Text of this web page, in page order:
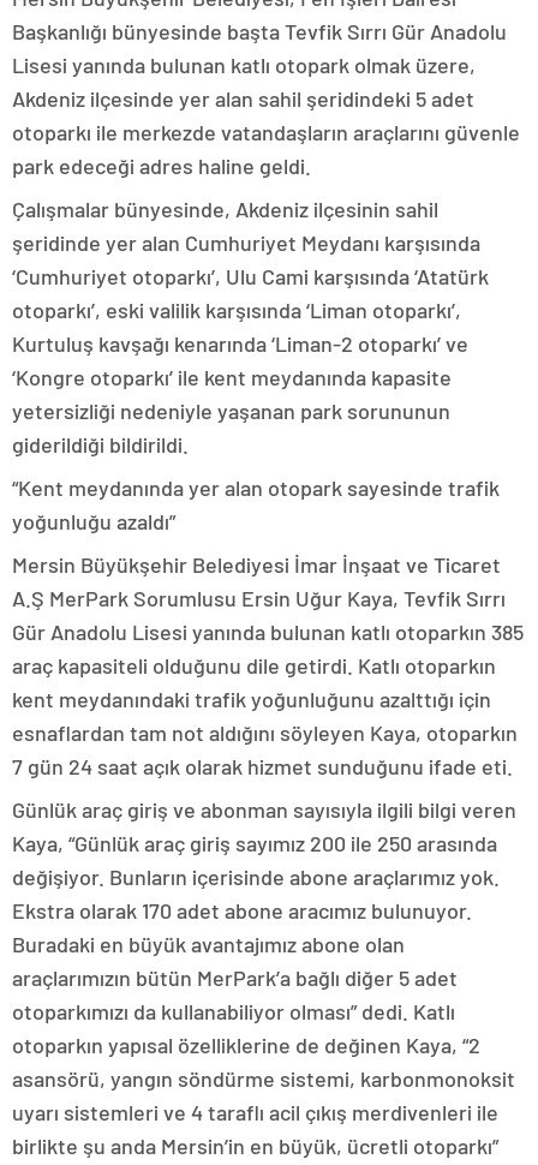
Başkanlığı bünyesinde başta Tevfik Sırrı Gür Anadolu
Lisesi yanında bulunan katlı otopark olmak üzere,
Akdeniz ilçesinde yer alan sahil şeridindeki 5 adet
otoparkı ile merkezde vatandaşların araçlarını güvenle
park edeceği adres haline geldi.
Çalışmalar bünyesinde, Akdeniz ilçesinin sahil
şeridinde yer alan Cumhuriyet Meydanı karşısında
‘Cumhuriyet otoparkı’, Ulu Cami karşısında ‘Atatürk
otoparkı’, eski valilik karşısında ‘Liman otoparkı’,
Kurtuluş kavşağı kenarında ‘Liman-2 otoparkı’ ve
‘Kongre otoparkı’ ile kent meydanında kapasite
yetersizliği nedeniyle yaşanan park sorununun
giderildiği bildirildi.
“Kent meydanında yer alan otopark sayesinde trafik
yoğunluğu azaldı”
Mersin Büyükşehir Belediyesi İmar İnşaat ve Ticaret
A.Ş MerPark Sorumlusu Ersin Uğur Kaya, Tevfik Sırrı
Gür Anadolu Lisesi yanında bulunan katlı otoparkın 385
araç kapasiteli olduğunu dile getirdi. Katlı otoparkın
kent meydanındaki trafik yoğunluğunu azalttığı için
esnaflardan tam not aldığını söyleyen Kaya, otoparkın
7 gün 24 saat açık olarak hizmet sunduğunu ifade eti.
Günlük araç giriş ve abonman sayısıyla ilgili bilgi veren
Kaya, “Günlük araç giriş sayımız 200 ile 250 arasında
değişiyor. Bunların içerisinde abone araçlarımız yok.
Ekstra olarak 170 adet abone aracımız bulunuyor.
Buradaki en büyük avantajımız abone olan
araçlarımızın bütün MerPark’a bağlı diğer 5 adet
otoparkımızı da kullanabiliyor olması” dedi. Katlı
otoparkın yapısal özelliklerine de değinen Kaya, “2
asansörü, yangın söndürme sistemi, karbonmonoksit
uyarı sistemleri ve 4 taraflı acil çıkış merdivenleri ile
birlikte şu anda Mersin’in en büyük, ücretli otoparkı”